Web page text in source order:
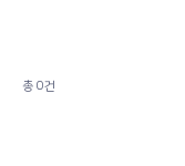
총 0건